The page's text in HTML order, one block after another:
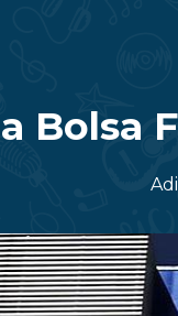
Bolsa